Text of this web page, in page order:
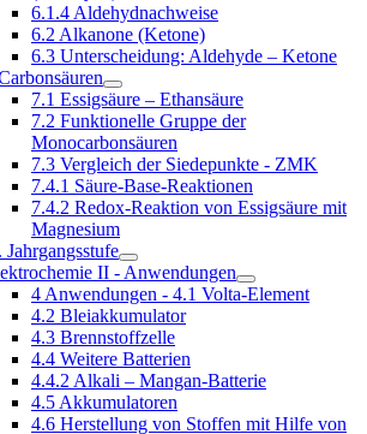
6.1.4 Aldehydnachweise
6.2 Alkanone (Ketone)
6.3 Unterscheidung: Aldehyde – Ketone
7.1 Essigsäure – Ethansäure
7.2 Funktionelle Gruppe der
Monocarbonsäuren
7.3 Vergleich der Siedepunkte - ZMK
7.4.1 Säure-Base-Reaktionen
7.4.2 Redox-Reaktion von Essigsäure mit
Magnesium
Jahrgangsstufe
II - Anwendungen
4 Anwendungen - 4.1 Volta-Element
4.2 Bleiakkumulator
4.3 Brennstoffzelle
4.4 Weitere Batterien
4.4.2 Alkali – Mangan-Batterie
4.5 Akkumulatoren
4.6 Herstellung von Stoffen mit Hilfe von